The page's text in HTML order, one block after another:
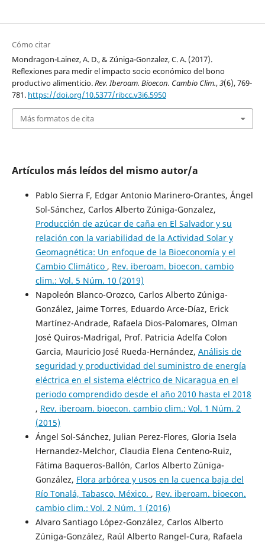
Cómo citar
Mondragon-Lainez, A. D., & Zúniga-Gonzalez, C. A. (2017).
Reflexiones para medir el impacto socio económico del bono
productivo alimenticio.Rev. Iberoam. Bioecon. Cambio Clim.,3(6), 769-
781. https://doi.org/10.5377/ribcc.v3i6.5950
Más formatos de cita
Artículos más leídos del mismo autor/a
Pablo Sierra F, Edgar Antonio Marinero-Orantes, Ángel
Sol-Sánchez, Carlos Alberto Zúniga-Gonzalez,
Producción de azúcar de caña en El Salvador y su
relación con la variabilidad de la Actividad Solar y
Geomagnética: Un enfoque de la Bioeconomía y el
Cambio Climático , Rev. iberoam. bioecon. cambio
clim.: Vol. 5 Núm. 10 (2019)
Napoleón Blanco-Orozco, Carlos Alberto Zúniga-
González, Jaime Torres, Eduardo Arce-Díaz, Erick
Martínez-Andrade, Rafaela Dios-Palomares, Olman
José Quiros-Madrigal, Prof. Patricia Adelfa Colon
Garcia, Mauricio José Rueda-Hernández, Análisis de
seguridad y productividad del suministro de energía
eléctrica en el sistema eléctrico de Nicaragua en el
periodo comprendido desde el año 2010 hasta el 2018
, Rev. iberoam. bioecon. cambio clim.: Vol. 1 Núm. 2
(2015)
Ángel Sol-Sánchez, Julian Perez-Flores, Gloria Isela
Hernandez-Melchor, Claudia Elena Centeno-Ruiz,
Fátima Baqueros-Ballón, Carlos Alberto Zúniga-
González, Flora arbórea y usos en la cuenca baja del
Río Tonalá, Tabasco, México. , Rev. iberoam. bioecon.
cambio clim.: Vol. 2 Núm. 1 (2016)
Alvaro Santiago López-González, Carlos Alberto
Zúniga-González, Raúl Alberto Rangel-Cura, Rafaela